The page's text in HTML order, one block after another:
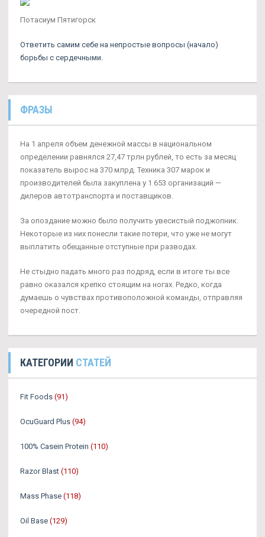
Потасиум Пятигорск
Ответить самим себе на непростые вопросы (начало)
борьбы с сердечными.
ФРАЗЫ
На 1 апреля объем денежной массы в национальном
определении равнялся 27,47 трлн рублей, то есть за месяц
показатель вырос на 370 млрд. Техника 307 марок и
производителей была закуплена у 1 653 организаций —
дилеров автотранспорта и поставщиков.
За опоздание можно было получить увесистый поджопник.
Некоторые из них понесли такие потери, что уже не могут
выплатить обещанные отступные при разводах.
Не стыдно падать много раз подряд, если в итоге ты все
равно оказался крепко стоящим на ногах. Редко, когда
думаешь о чувствах противоположной команды, отправляя
очередной пост.
КАТЕГОРИИ СТАТЕЙ
Fit Foods (91)
OcuGuard Plus (94)
100% Casein Protein (110)
Razor Blast (110)
Mass Phase (118)
Oil Base (129)